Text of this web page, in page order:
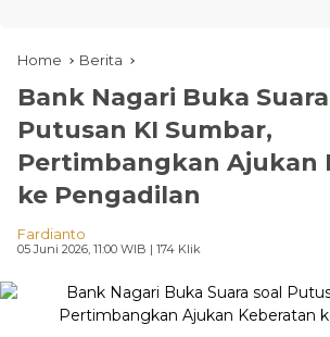
Home Berita
Bank Nagari Buka
Putusan KI Sumbar,
Pertimbangkan Ajukan
ke Pengadilan
Fardianto
05 Juni 2026, 11:00 WIB | 174 Klik